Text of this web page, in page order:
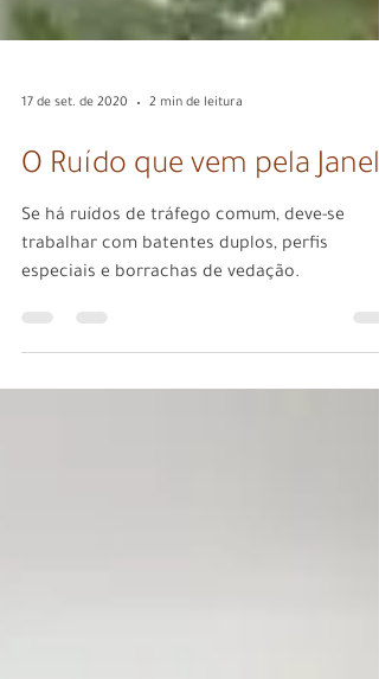
O Ruído que vem pela Janela
trabalhar com batentes duplos, perfis
especiais e borrachas de vedação.